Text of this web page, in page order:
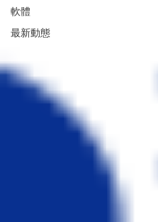
軟體
最新動態